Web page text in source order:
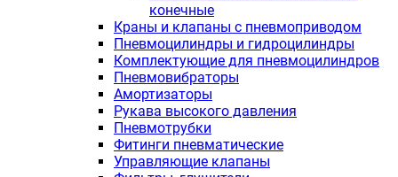
конечные
Краны и клапаны с пневмоприводом
Пневмоцилиндры и гидроцилиндры
Комплектующие для пневмоцилиндров
Пневмовибраторы
Амортизаторы
Рукава высокого давления
Пневмотрубки
Фитинги пневматические
Управляющие клапаны